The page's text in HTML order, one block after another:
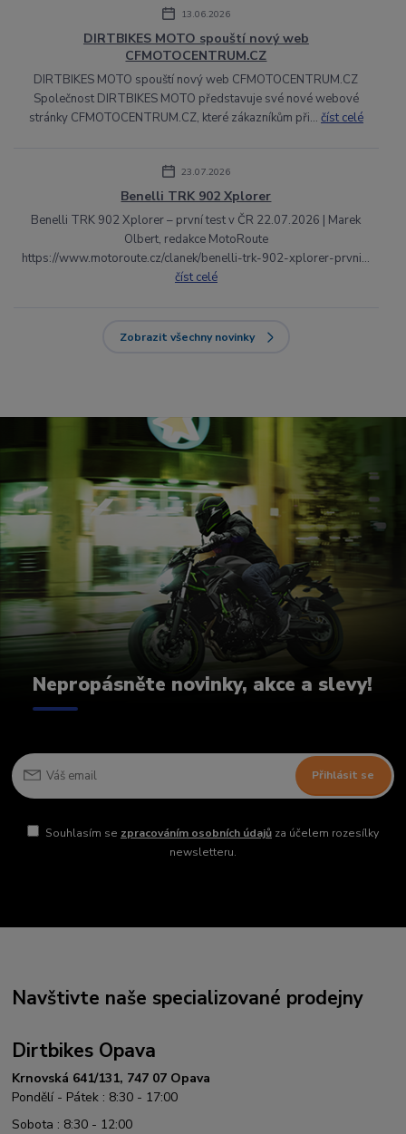
13.06.2026
DIRTBIKES MOTO spouští nový web
CFMOTOCENTRUM.CZ
DIRTBIKES MOTO spouští nový web CFMOTOCENTRUM.CZ
Společnost DIRTBIKES MOTO představuje své nové webové
stránky CFMOTOCENTRUM.CZ, které zákazníkům při... číst celé
23.07.2026
Benelli TRK 902 Xplorer
Benelli TRK 902 Xplorer – první test v ČR 22.07.2026 | Marek
Olbert, redakce MotoRoute
https://www.motoroute.cz/clanek/benelli-trk-902-xplorer-prvni...
číst celé
Zobrazit všechny novinky
Nepropásněte novinky, akce a slevy!
Přihlásit se
Souhlasím se zpracováním osobních údajůza účelem rozesílky
newsletteru.
Navštivte naše specializované prodejny
Dirtbikes Opava
Krnovská 641/131, 747 07 Opava
Pondělí - Pátek : 8:30 - 17:00
Sobota : 8:30 - 12:00